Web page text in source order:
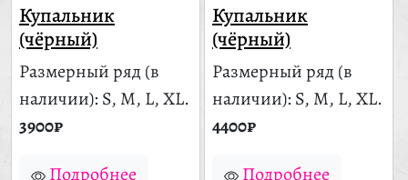
Купальник
(чёрный)
Размерный ряд (в
наличии): S, M, L, XL.
3900₽
Подробнее
Купальник
(чёрный)
Размерный ряд (в
наличии): S, M, L, XL.
4400₽
Подробнее